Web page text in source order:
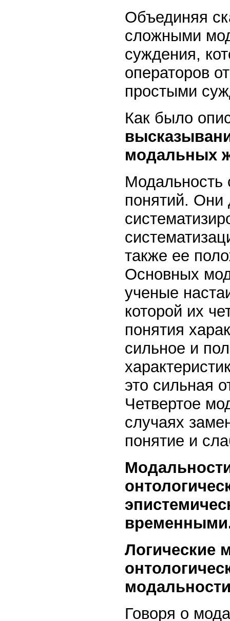
Объединяя
сложными
суждения,
операторов
простыми
Как было
модальных
Модальность
понятий. Они
также ее
Основных
ученые
которой их
понятия
сильное и
это сильная
Четвертое
случаях
понятие и
Логические
Говоря о